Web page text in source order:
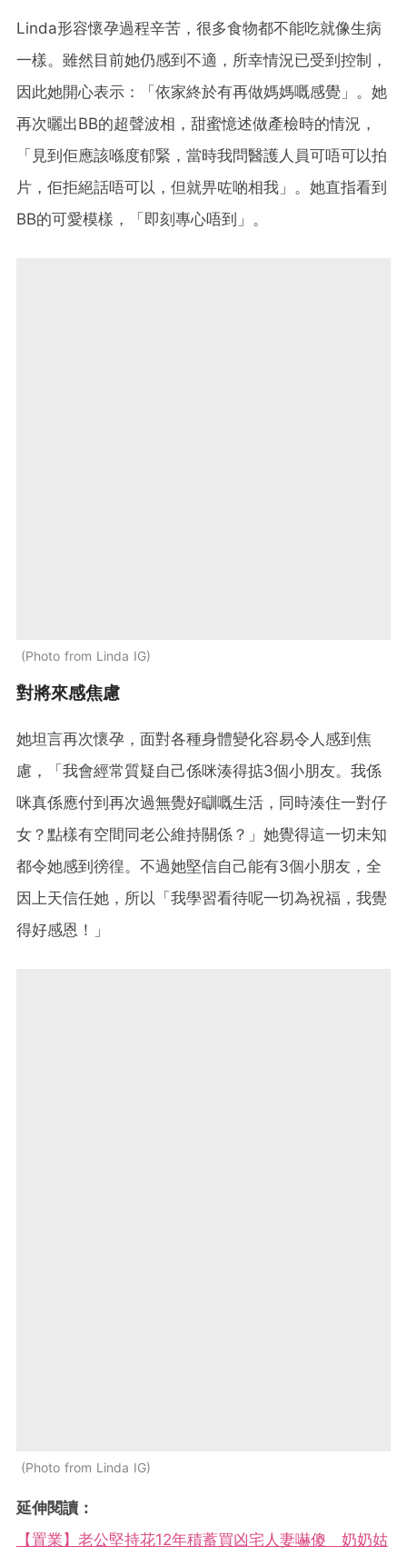
Linda形容懷孕過程辛苦，很多食物都不能吃就像生病
一樣。雖然目前她仍感到不適，所幸情況已受到控制，
因此她開心表示：「依家終於有再做媽媽嘅感覺」。她
再次曬出BB的超聲波相，甜蜜憶述做產檢時的情況，
「見到佢應該喺度郁緊，當時我問醫護人員可唔可以拍
片，佢拒絕話唔可以，但就畀咗啲相我」。她直指看到
BB的可愛模樣，「即刻專心唔到」。
Photo from Linda IG
對將來感焦慮
她坦言再次懷孕，面對各種身體變化容易令人感到焦
慮，「我會經常質疑自己係咪湊得掂3個小朋友。我係
咪真係應付到再次過無覺好瞓嘅生活，同時湊住一對仔
女？點樣有空間同老公維持關係？」她覺得這一切未知
都令她感到徬徨。不過她堅信自己能有3個小朋友，全
因上天信任她，所以「我學習看待呢一切為祝福，我覺
得好感恩！」
Photo from Linda IG
延伸閱讀：
【置業】老公堅持花12年積蓄買凶宅人妻嚇傻 奶奶姑